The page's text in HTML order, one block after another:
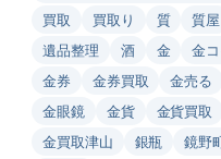
買取
買取り 質 質屋
遺品整理
酒 金 金
金券
金券買取 金売る
金眼鏡
金貨 金貨買取
金買取津山
銀瓶 鏡野